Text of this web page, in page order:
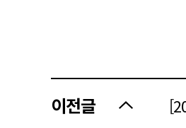
이전글